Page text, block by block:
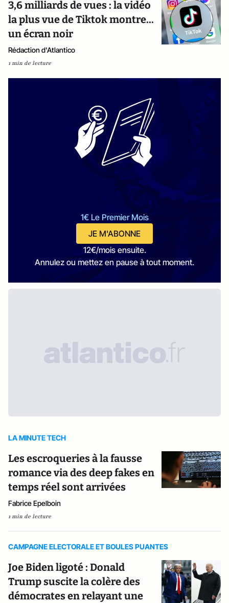
3,6 milliards de vues : la vidéo
la plus vue de Tiktok montre...
un écran noir
Rédaction d'Atlantico
1 min de lecture
1€ Le Premier Mois
JE M'ABONNE
12€/mois ensuite.
Annulez ou mettez en pause à tout moment.
LA MINUTE TECH
Les escroqueries à la fausse
romance via des deep fakes en
temps réel sont arrivées
Fabrice Epelboin
1 min de lecture
CAMPAGNE ELECTORALE ET BOULES PUANTES
Joe Biden ligoté : Donald
Trump suscite la colère des
démocrates en relayant une